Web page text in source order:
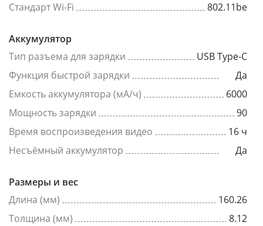
Стандарт Wi-Fi
802.11be
Аккумулятор
Тип разъема для зарядки
USB Type-C
Функция быстрой зарядки
Да
Емкость аккумулятора (мА/ч)
6000
Мощность зарядки
90
Время воспроизведения видео
16 ч
Несъёмный аккумулятор
Да
Размеры и вес
Длина (мм)
160.26
Толщина (мм)
8.12